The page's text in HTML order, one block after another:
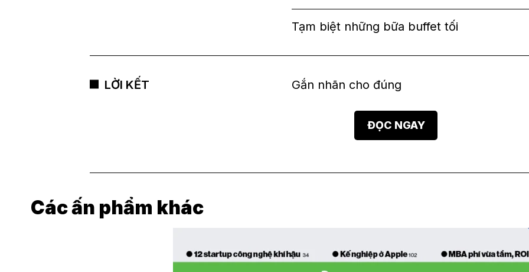
Tạm biệt những bữa buffet tối
LỜI KẾT Gắn nhãn cho đúng
ĐỌC NGAY
Các ấn phẩm khác